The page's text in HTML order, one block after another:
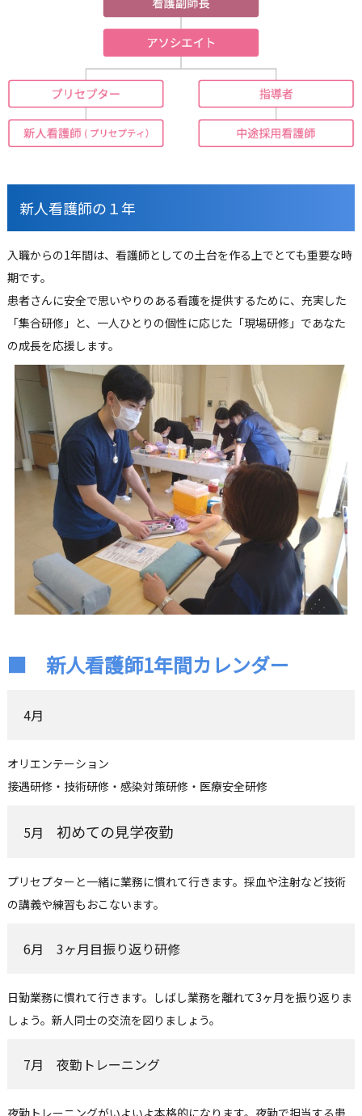
新人看護師の１年
入職からの1年間は、看護師としての土台を作る上でとても重要な時
期です。
患者さんに安全で思いやりのある看護を提供するために、充実した
「集合研修」と、一人ひとりの個性に応じた「現場研修」であなた
の成長を応援します。
■ 新人看護師1年間カレンダー
4月
オリエンテーション
接遇研修・技術研修・感染対策研修・医療安全研修
5月 初めての見学夜勤
プリセプターと一緒に業務に慣れて行きます。採血や注射など技術
の講義や練習もおこないます。
6月 3ヶ月目振り返り研修
日勤業務に慣れて行きます。しばし業務を離れて3ヶ月を振り返りま
しょう。新人同士の交流を図りましょう。
7月 夜勤トレーニング
夜勤トレーニングがいよいよ本格的になります。夜勤で担当する患